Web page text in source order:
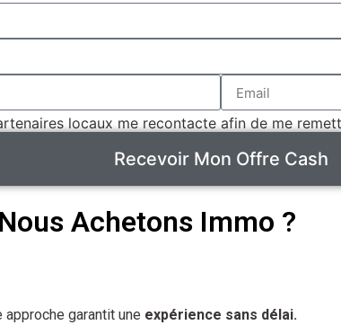
locaux me recontacte afin de me
Recevoir Mon Offre Cash
Achetons Immo ?
approche garantit une expérience sans délai.